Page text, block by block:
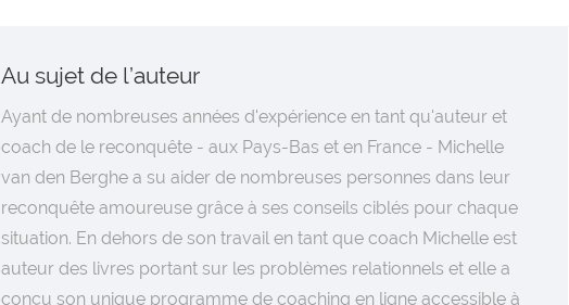
Au sujet de l’auteur
Ayant de nombreuses années d'expérience en tant qu'auteur et
coach de le reconquête - aux Pays-Bas et en France - Michelle
van den Berghe a su aider de nombreuses personnes dans leur
reconquête amoureuse grâce à ses conseils ciblés pour chaque
situation. En dehors de son travail en tant que coach Michelle est
auteur des livres portant sur les problèmes relationnels et elle a
conçu son unique programme de coaching en ligne accessible à